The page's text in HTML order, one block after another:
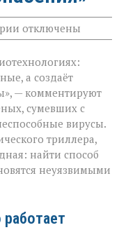
к
записи
научился
писать
вирусы — но
не
для
разрушения,
а
для
спасения»
отключены
а создаёт
— комментируют
сумевших с
вирусы.
триллера,
найти способ
неуязвимыми